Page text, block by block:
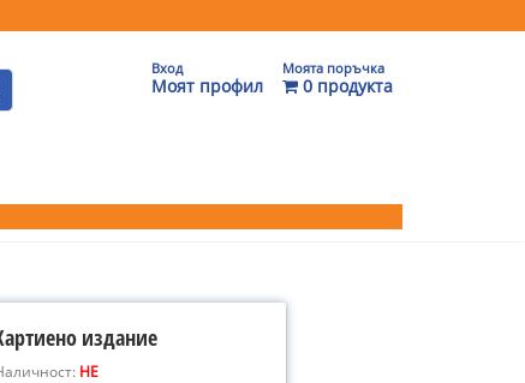
Вход
Моят профил
Моята поръчка
0 продукта
издание
НЕ